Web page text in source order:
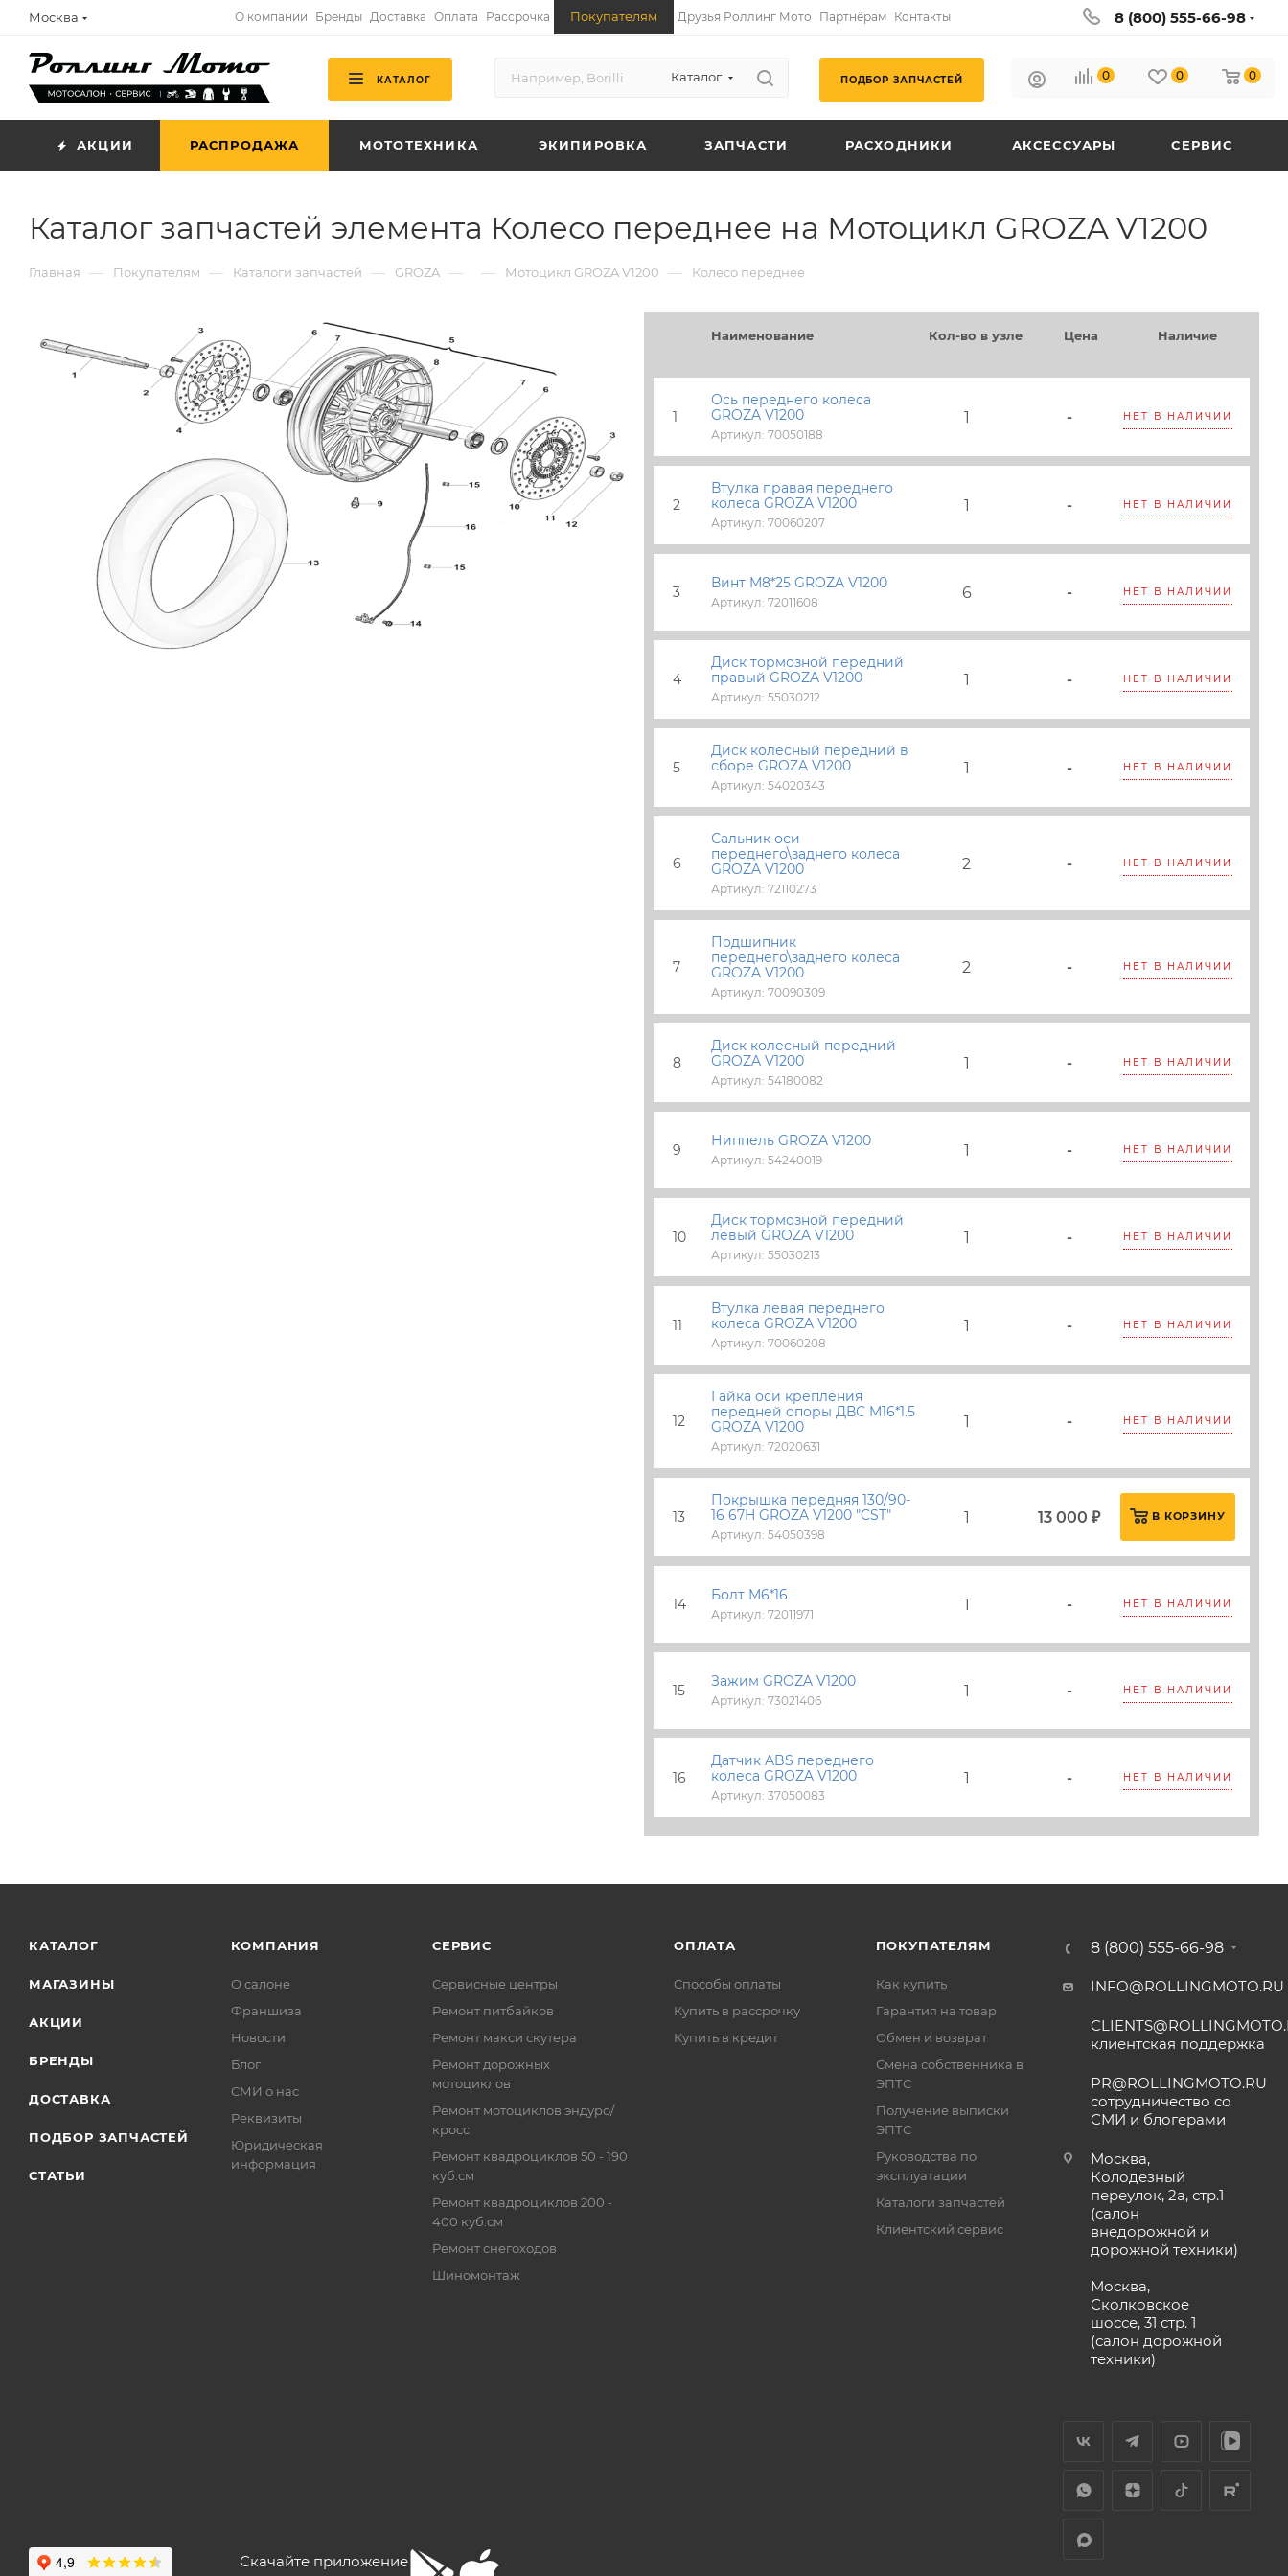
Москва О компании Бренды Доставка Оплата Рассрочка Покупателям Друзья Роллинг Мото Партнёрам Контакты 8 (800) 555-66-98
КАТАЛОГ Каталог ПОДБОР ЗАПЧАСТЕЙ 0 0 0
АКЦИИ РАСПРОДАЖА МОТОТЕХНИКА ЭКИПИРОВКА ЗАПЧАСТИ РАСХОДНИКИ АКСЕССУАРЫ СЕРВИС
Каталог запчастей элемента Колесо переднее на Мотоцикл GROZA V1200
Главная — Покупателям — Каталоги запчастей — GROZA — — Мотоцикл GROZA V1200 — Колесо переднее
Наименование Кол-во в узле Цена Наличие
1
Ось переднего колеса
GROZA V1200
Артикул: 70050188
1 - НЕТ В НАЛИЧИИ
2
Втулка правая переднего
колеса GROZA V1200
Артикул: 70060207
1 - НЕТ В НАЛИЧИИ
3
Винт M8*25 GROZA V1200
Артикул: 72011608
6 - НЕТ В НАЛИЧИИ
4
Диск тормозной передний
правый GROZA V1200
Артикул: 55030212
1 - НЕТ В НАЛИЧИИ
5
Диск колесный передний в
сборе GROZA V1200
Артикул: 54020343
1 - НЕТ В НАЛИЧИИ
6
Сальник оси
переднего\заднего колеса
GROZA V1200
Артикул: 72110273
2 - НЕТ В НАЛИЧИИ
7
Подшипник
переднего\заднего колеса
GROZA V1200
Артикул: 70090309
2 - НЕТ В НАЛИЧИИ
8
Диск колесный передний
GROZA V1200
Артикул: 54180082
1 - НЕТ В НАЛИЧИИ
9
Ниппель GROZA V1200
Артикул: 54240019
1 - НЕТ В НАЛИЧИИ
10
Диск тормозной передний
левый GROZA V1200
Артикул: 55030213
1 - НЕТ В НАЛИЧИИ
11
Втулка левая переднего
колеса GROZA V1200
Артикул: 70060208
1 - НЕТ В НАЛИЧИИ
12
Гайка оси крепления
передней опоры ДВС M16*1.5
GROZA V1200
Артикул: 72020631
1 - НЕТ В НАЛИЧИИ
13
Покрышка передняя 130/90-
16 67H GROZA V1200 "CST"
Артикул: 54050398
1 13 000 ₽ В КОРЗИНУ
14
Болт M6*16
Артикул: 72011971
1 - НЕТ В НАЛИЧИИ
15
Зажим GROZA V1200
Артикул: 73021406
1 - НЕТ В НАЛИЧИИ
16
Датчик ABS переднего
колеса GROZA V1200
Артикул: 37050083
1 - НЕТ В НАЛИЧИИ
КАТАЛОГ
МАГАЗИНЫ
АКЦИИ
БРЕНДЫ
ДОСТАВКА
ПОДБОР ЗАПЧАСТЕЙ
СТАТЬИ
КОМПАНИЯ
О салоне
Франшиза
Новости
Блог
СМИ о нас
Реквизиты
Юридическая
информация
СЕРВИС
Сервисные центры
Ремонт питбайков
Ремонт макси скутера
Ремонт дорожных
мотоциклов
Ремонт мотоциклов эндуро/
кросс
Ремонт квадроциклов 50 - 190
куб.см
Ремонт квадроциклов 200 -
400 куб.см
Ремонт снегоходов
Шиномонтаж
ОПЛАТА
Способы оплаты
Купить в рассрочку
Купить в кредит
ПОКУПАТЕЛЯМ
Как купить
Гарантия на товар
Обмен и возврат
Смена собственника в
ЭПТС
Получение выписки
ЭПТС
Руководства по
эксплуатации
Каталоги запчастей
Клиентский сервис
8 (800) 555-66-98
INFO@ROLLINGMOTO.RU
клиентская поддержка
PR@ROLLINGMOTO.RU
сотрудничество со
СМИ и блогерами
Москва,
Колодезный
переулок, 2а, стр.1
(салон
внедорожной и
дорожной техники)
Москва,
Сколковское
шоссе, 31 стр. 1
(салон дорожной
техники)
Скачайте приложение